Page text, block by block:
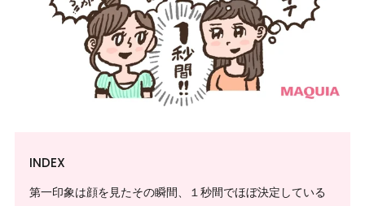
INDEX
第一印象は顔を見たその瞬間、１秒間でほぼ決定している